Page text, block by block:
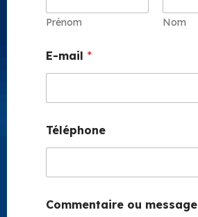
Prénom Nom
E-mail *
Téléphone
Commentaire ou message